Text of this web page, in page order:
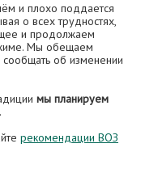
и плохо поддается
о всех трудностях,
и продолжаем
Мы обещаем
об изменении
мы планируем
.
рекомендации ВОЗ